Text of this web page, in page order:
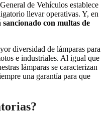
de Vehículos establece
llevar operativas. Y, en
sancionado con multas de
diversidad de lámparas para
e industriales. Al igual que
lámparas se caracterizan
una garantía para que